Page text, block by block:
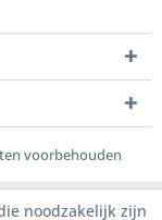
voorbehouden
noodzakelijk zijn